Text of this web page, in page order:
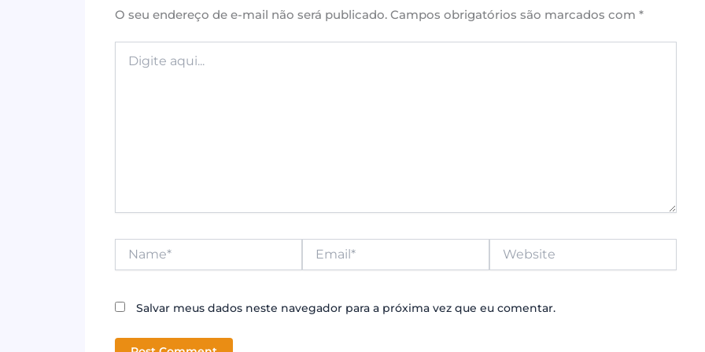
o
k
p
O seu endereço de e-mail não será publicado. Campos obrigatórios são marcados com *
aqui...
Website
Salvar meus dados neste navegador para a próxima vez que eu comentar.